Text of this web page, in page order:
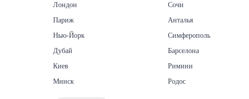
Лондон
Париж
Нью-Йорк
Дубай
Киев
Минск
Сочи
Анталья
Симферополь
Барселона
Римини
Родос